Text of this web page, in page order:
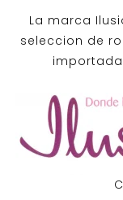
La marca
seleccion de